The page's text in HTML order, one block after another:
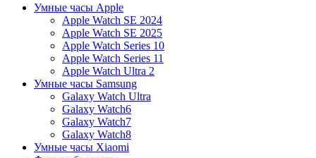
Умные часы Apple
Apple Watch SE 2024
Apple Watch SE 2025
Apple Watch Series 10
Apple Watch Series 11
Apple Watch Ultra 2
Умные часы Samsung
Galaxy Watch Ultra
Galaxy Watch6
Galaxy Watch7
Galaxy Watch8
Умные часы Xiaomi